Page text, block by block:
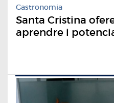
Gastronomia
Santa Cristina
aprendre i